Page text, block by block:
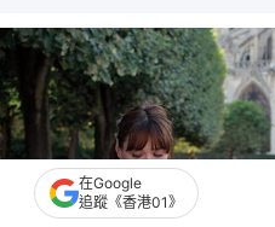
在Google
追蹤《香港01》